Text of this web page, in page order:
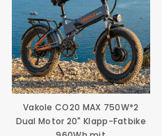
Vakole CO20 MAX 750W*2
Dual Motor 20" Klapp-Fatbike